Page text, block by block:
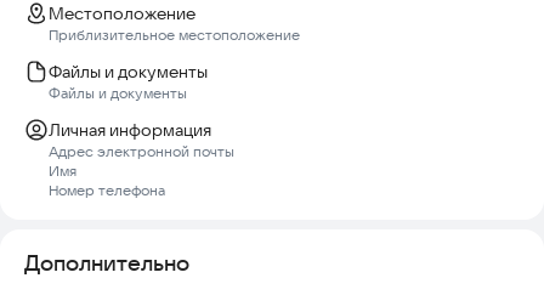
Местоположение
Приблизительное местоположение
Файлы и документы
Файлы и документы
Личная информация
Адрес электронной почты
Имя
Номер телефона
Дополнительно